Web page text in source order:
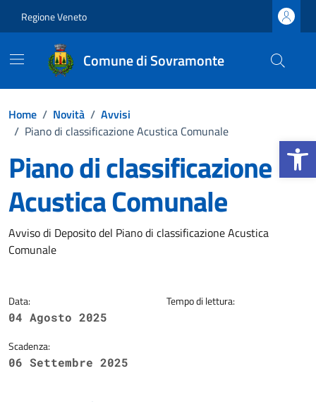
Apri la
Regione Veneto
Comune di Sovramonte
Home / Novità / Avvisi
/ Piano di classificazione Acustica Comunale
Piano di classificazione
Acustica Comunale
Dettagli della notizia
Avviso di Deposito del Piano di classificazione Acustica
Comunale
Data:
04 Agosto 2025
Scadenza:
06 Settembre 2025
Tempo di lettura: